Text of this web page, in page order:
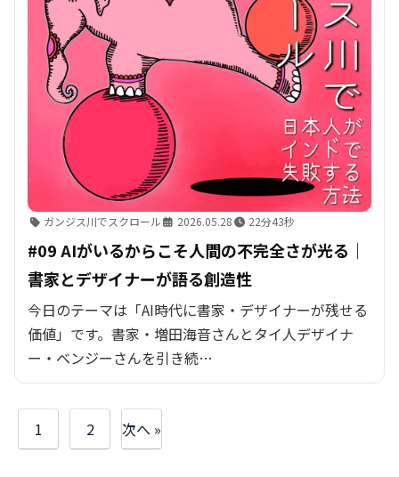
ガンジス川でスクロール 2026.05.28 22分43秒
#09 AIがいるからこそ人間の不完全さが光る｜
書家とデザイナーが語る創造性
今日のテーマは「AI時代に書家・デザイナーが残せる
価値」です。書家・増田海音さんとタイ人デザイナ
ー・ベンジーさんを引き続…
1 2 次へ »